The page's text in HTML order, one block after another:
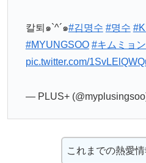
칼퇴๑`^´๑#김명수 #명수
#MYUNGSOO #キムミョ
pic.twitter.com/
— PLUS+
これまでの熱愛